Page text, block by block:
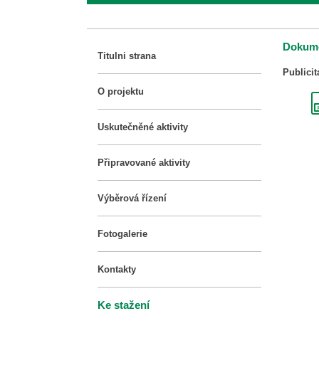
Titulni strana
O projektu
Uskutečněné aktivity
Připravované aktivity
Výběrová řízení
Fotogalerie
Kontakty
Ke stažení